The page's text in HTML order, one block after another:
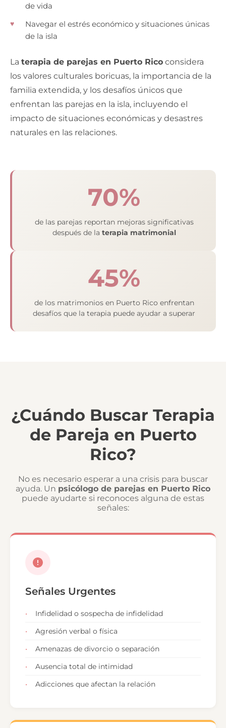
de vida
Navegar el estrés económico y situaciones únicas
de la isla
La terapia de parejas en Puerto Rico considera
los valores culturales boricuas, la importancia de la
familia extendida, y los desafíos únicos que
enfrentan las parejas en la isla, incluyendo el
impacto de situaciones económicas y desastres
naturales en las relaciones.
70%
de las parejas reportan mejoras significativas
después de la terapia matrimonial
45%
de los matrimonios en Puerto Rico enfrentan
desafíos que la terapia puede ayudar a superar
¿Cuándo Buscar Terapia
de Pareja en Puerto
Rico?
No es necesario esperar a una crisis para buscar
ayuda. Un psicólogo de parejas en Puerto Rico
puede ayudarte si reconoces alguna de estas
señales:
Señales Urgentes
Infidelidad o sospecha de infidelidad
Agresión verbal o física
Amenazas de divorcio o separación
Ausencia total de intimidad
Adicciones que afectan la relación